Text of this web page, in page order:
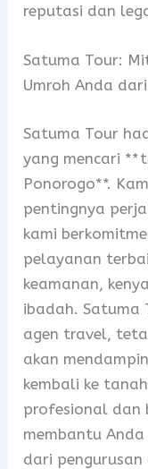
reputasi dan
Satuma Tour:
Umroh Anda
Satuma Tour
yang mencari
Ponorogo**.
pentingnya
kami
pelayanan
keamanan,
ibadah. Satuma
agen travel,
akan
kembali ke
profesional dan
membantu
dari